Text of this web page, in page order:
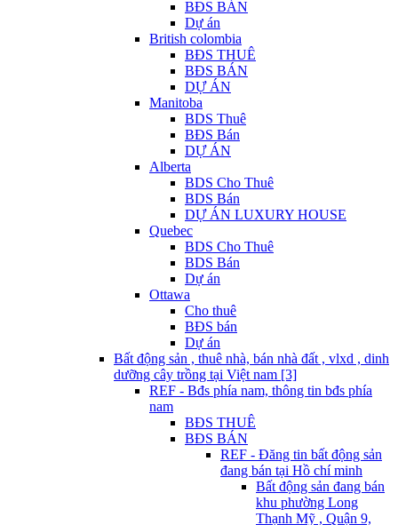
BĐS BÁN
Dự án
British colombia
BĐS THUÊ
BĐS BÁN
DỰ ÁN
Manitoba
BDS Thuê
BĐS Bán
DỰ ÁN
Alberta
BDS Cho Thuê
BDS Bán
DỰ ÁN LUXURY HOUSE
Quebec
BDS Cho Thuê
BDS Bán
Dự án
Ottawa
Cho thuê
BĐS bán
Dự án
Bất động sản , thuê nhà, bán nhà đất , vlxd , dinh
dưỡng cây trồng tại Việt nam [3]
REF - Bđs phía nam, thông tin bđs phía
nam
BĐS THUÊ
BĐS BÁN
REF - Đăng tin bất động sản
đang bán tại Hồ chí minh
Bất động sản đang bán
khu phường Long
Thạnh Mỹ , Quận 9,